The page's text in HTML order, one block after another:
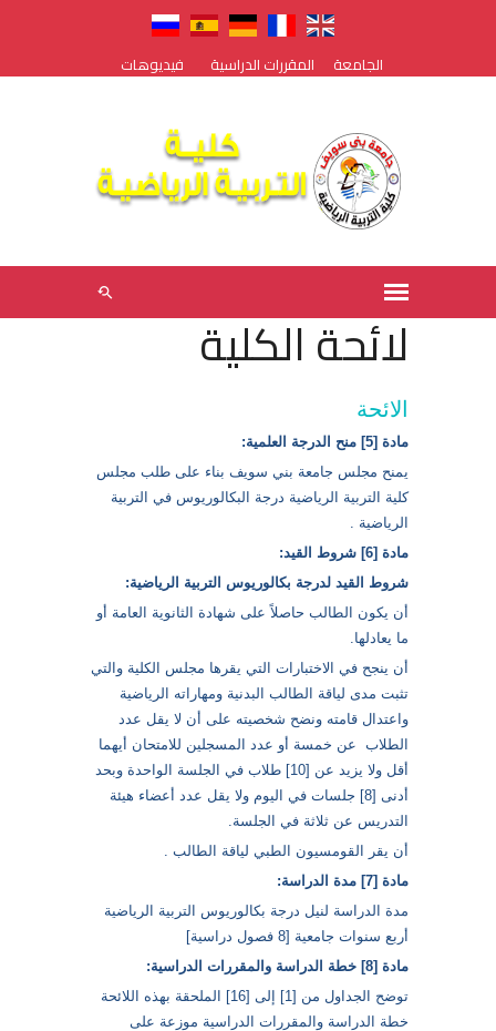
الجامعة المقررات الدراسية فيديوهات
لائحة الكلية
الائحة
مادة [5] منح الدرجة العلمية:
يمنح مجلس جامعة بني سويف بناء على طلب مجلس
كلية التربية الرياضية درجة البكالوريوس في التربية
الرياضية .
مادة [6] شروط القيد:
شروط القيد لدرجة بكالوريوس التربية الرياضية:
أن يكون الطالب حاصلاً على شهادة الثانوية العامة أو
ما يعادلها.
أن ينجح في الاختبارات التي يقرها مجلس الكلية والتي
تثبت مدى لياقة الطالب البدنية ومهاراته الرياضية
واعتدال قامته ونضح شخصيته على أن لا يقل عدد
الطلاب عن خمسة أو عدد المسجلين للامتحان أيهما
أقل ولا يزيد عن [10] طلاب في الجلسة الواحدة وبحد
أدنى [8] جلسات في اليوم ولا يقل عدد أعضاء هيئة
التدريس عن ثلاثة في الجلسة.
أن يقر القومسيون الطبي لياقة الطالب .
مادة [7] مدة الدراسة:
مدة الدراسة لنيل درجة بكالوريوس التربية الرياضية
أربع سنوات جامعية [8 فصول دراسية]
مادة [8] خطة الدراسة والمقررات الدراسية:
توضح الجداول من [1] إلى [16] الملحقة بهذه اللائحة
خطة الدراسة والمقررات الدراسية موزعة على